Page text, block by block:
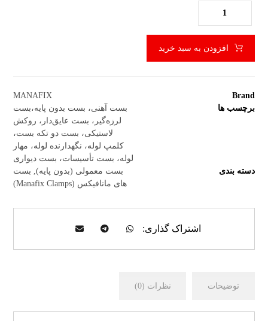
افزودن به سبد خرید
Brand
MANAFIX
برچسب ها
بست آهنی، بست بدون پایه،بست
لرزه‌گیر، بست عایق‌دار، روکش
لاستیکی، بست دو تکه بست،
کلمپ لوله، نگهدارنده لوله، مهار
لوله، بست تأسیسات، بست دیواری
دسته بندی
بست معمولی (بدون پایه), بست
های مانافیکس (Manafix Clamps)
توضیحات نظرات (0)